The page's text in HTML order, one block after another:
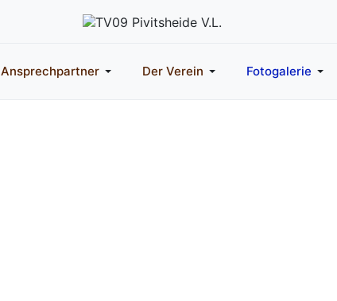
Ansprechpartner Der Verein Fotogalerie